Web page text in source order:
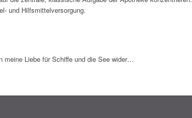
und Hilfsmittelversorgung.
meine Liebe für Schiffe und die See wider…